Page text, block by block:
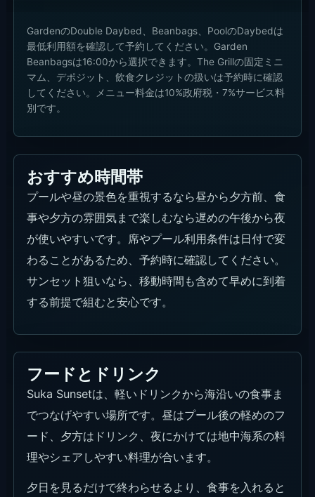
GardenのDouble Daybed、Beanbags、PoolのDaybedは
最低利用額を確認して予約してください。Garden
Beanbagsは16:00から選択できます。The Grillの固定ミニ
マム、デポジット、飲食クレジットの扱いは予約時に確認
してください。メニュー料金は10%政府税・7%サービス料
別です。
おすすめ時間帯
プールや昼の景色を重視するなら昼から夕方前、食
事や夕方の雰囲気まで楽しむなら遅めの午後から夜
が使いやすいです。席やプール利用条件は日付で変
わることがあるため、予約時に確認してください。
サンセット狙いなら、移動時間も含めて早めに到着
する前提で組むと安心です。
フードとドリンク
Suka Sunsetは、軽いドリンクから海沿いの食事ま
でつなげやすい場所です。昼はプール後の軽めのフ
ード、夕方はドリンク、夜にかけては地中海系の料
理やシェアしやすい料理が合います。
夕日を見るだけで終わらせるより、食事を入れると